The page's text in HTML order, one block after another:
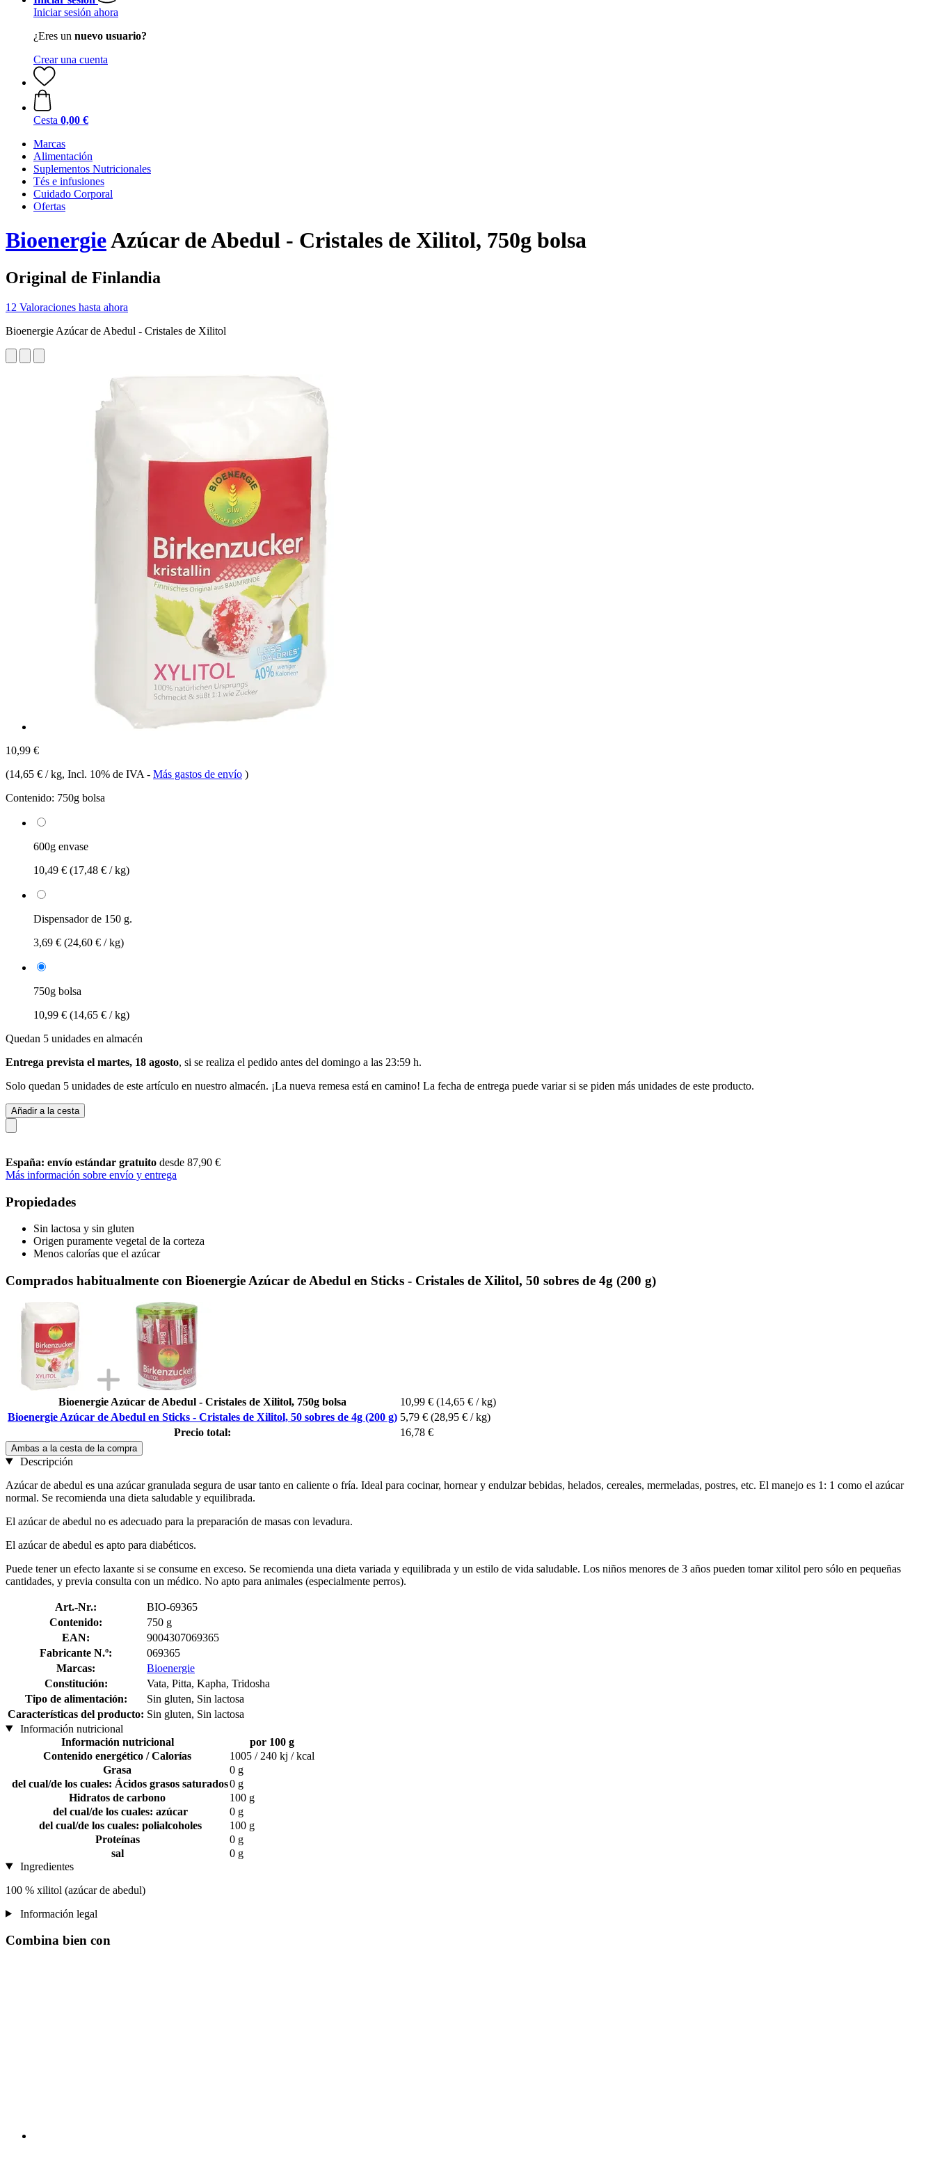
Iniciar sesión ahora
¿Eres un nuevo usuario?
Crear una cuenta
Cesta 0,00 €
Marcas
Alimentación
Suplementos Nutricionales
Tés e infusiones
Cuidado Corporal
Ofertas
BioenergieAzúcar de Abedul - Cristales de Xilitol, 750g bolsa
Original de Finlandia
12 Valoraciones hasta ahora
Bioenergie Azúcar de Abedul - Cristales de Xilitol
10,99 €
(14,65 € / kg, Incl. 10% de IVA - Más gastos de envío )
Contenido: 750g bolsa
600g envase
10,49 € (17,48 € / kg)
Dispensador de 150 g.
3,69 € (24,60 € / kg)
750g bolsa
10,99 € (14,65 € / kg)
Quedan 5 unidades en almacén
Entrega prevista el martes, 18 agosto, si se realiza el pedido antes del domingo a las 23:59 h.
Solo quedan 5 unidades de este artículo en nuestro almacén. ¡La nueva remesa está en camino! La fecha de entrega puede variar si se piden más unidades de este producto.
Añadir a la cesta
España: envío estándar gratuito desde 87,90 €
Más información sobre envío y entrega
Propiedades
Sin lactosa y sin gluten
Origen puramente vegetal de la corteza
Menos calorías que el azúcar
Comprados habitualmente con Bioenergie Azúcar de Abedul en Sticks - Cristales de Xilitol, 50 sobres de 4g (200 g)
Bioenergie Azúcar de Abedul - Cristales de Xilitol, 750g bolsa 10,99 € (14,65 € / kg)
Bioenergie Azúcar de Abedul en Sticks - Cristales de Xilitol, 50 sobres de 4g (200 g) 5,79 € (28,95 € / kg)
Precio total:
16,78 €
Ambas a la cesta de la compra
Descripción
Azúcar de abedul es una azúcar granulada segura de usar tanto en caliente o fría. Ideal para cocinar, hornear y endulzar bebidas, helados, cereales, mermeladas, postres, etc. El manejo es 1: 1 como el azúcar
normal. Se recomienda una dieta saludable y equilibrada.
El azúcar de abedul no es adecuado para la preparación de masas con levadura.
El azúcar de abedul es apto para diabéticos.
Puede tener un efecto laxante si se consume en exceso. Se recomienda una dieta variada y equilibrada y un estilo de vida saludable. Los niños menores de 3 años pueden tomar xilitol pero sólo en pequeñas
cantidades, y previa consulta con un médico. No apto para animales (especialmente perros).
Art.-Nr.:
BIO-69365
Contenido:
750 g
EAN:
9004307069365
Fabricante N.º:
069365
Marcas:
Bioenergie
Constitución:
Vata, Pitta, Kapha, Tridosha
Tipo de alimentación:
Sin gluten, Sin lactosa
Características del producto: Sin gluten, Sin lactosa
Información nutricional
Información nutricional
por 100 g
Contenido energético / Calorías
1005 / 240 kj / kcal
Grasa
0 g
del cual/de los cuales: Ácidos grasos saturados0 g
Hidratos de carbono
100 g
del cual/de los cuales: azúcar
0 g
del cual/de los cuales: polialcoholes
100 g
Proteínas
0 g
sal
0 g
Ingredientes
100 % xilitol (azúcar de abedul)
Información legal
Combina bien con